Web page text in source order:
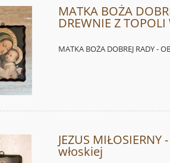
MATKA BOŻA
DREWNIE Z TOPOLI
MATKA BOŻA DOBREJ RADY -
JEZUS
włoskiej